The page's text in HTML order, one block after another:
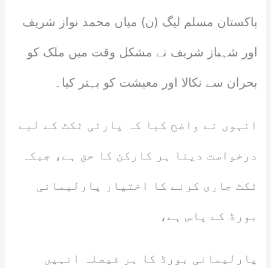
پاکستان مسلم لیگ (ن) میاں محمد نواز شریف
اور شہباز شریف نے مشکل وقت میں ملک کو
بحران سے نکالا اور معیشت کو بہتر کیا۔
انہوں نے واضح کیا کہ پارٹی ٹکٹ کے لیے
درخواست دینا ہر کارکن کا حق ہے، جبکہ
ٹکٹ جاری کرنے کا اختیار پارلیمانی
بورڈ کے پاس ہے،
پارلیمانی بورڈ کا ہر فیصلہ انہیں